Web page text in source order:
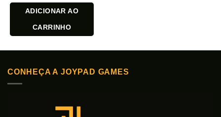
ADICIONAR AO
CARRINHO
CONHEÇA A JOYPAD GAMES